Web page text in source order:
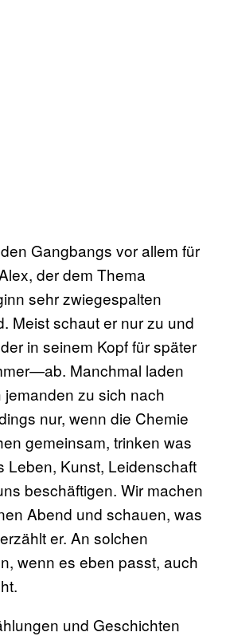
Gangbangs vor allem für
der dem Thema
sehr zwiegespalten
Meist schaut er nur zu und
in seinem Kopf für später
Manchmal laden
zu sich nach
nur, wenn die Chemie
gemeinsam, trinken was
Leben, Kunst, Leidenschaft
beschäftigen. Wir machen
Abend und schauen, was
er. An solchen
wenn es eben passt, auch
und Geschichten